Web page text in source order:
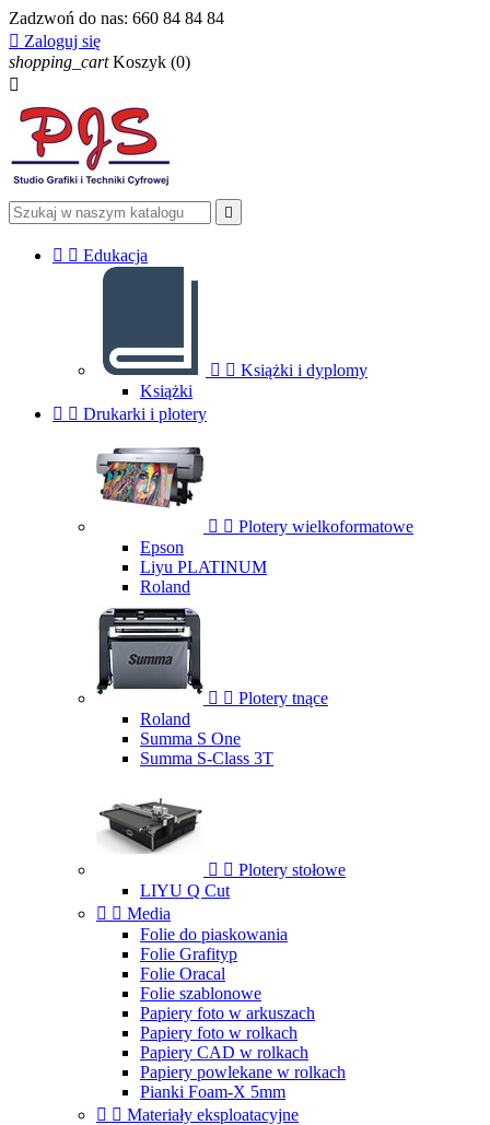
Zadzwoń do nas: 660 84 84 84
 Zaloguj się
shopping_cart Koszyk (0)


  Edukacja
  Książki i dyplomy
Książki
  Drukarki i plotery
  Plotery wielkoformatowe
Epson
Liyu PLATINUM
Roland
  Plotery tnące
Roland
Summa S One
Summa S-Class 3T
  Plotery stołowe
LIYU Q Cut
  Media
Folie do piaskowania
Folie Grafityp
Folie Oracal
Folie szablonowe
Papiery foto w arkuszach
Papiery foto w rolkach
Papiery CAD w rolkach
Papiery powlekane w rolkach
Pianki Foam-X 5mm
  Materiały eksploatacyjne